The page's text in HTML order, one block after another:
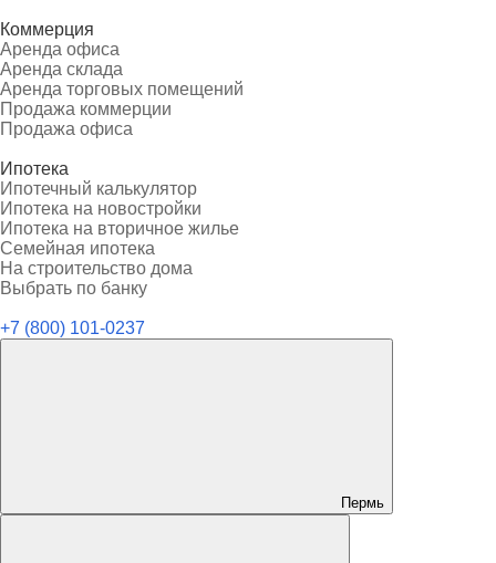
Коммерция
Аренда офиса
Аренда склада
Аренда торговых помещений
Продажа коммерции
Продажа офиса
Ипотека
Ипотечный калькулятор
Ипотека на новостройки
Ипотека на вторичное жилье
Семейная ипотека
На строительство дома
Выбрать по банку
+7 (800) 101-0237
Пермь